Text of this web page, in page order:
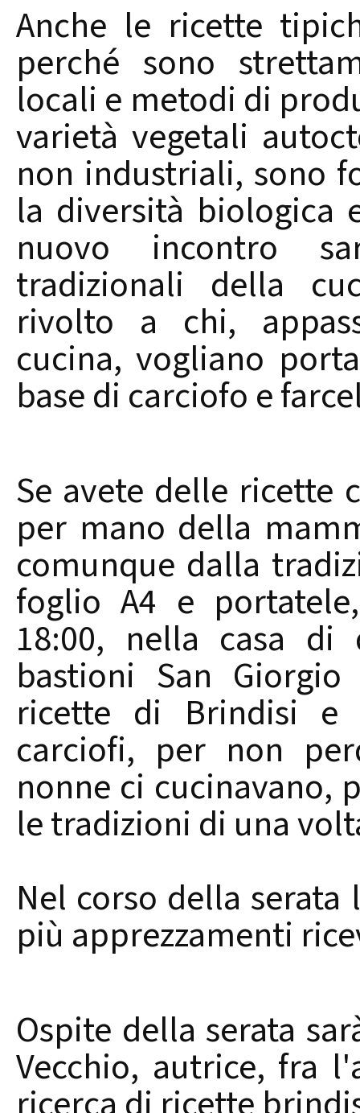
Anche le ricette
perché sono
locali e metodi di
varietà vegetali
non industriali, sono
la diversità
nuovo incontro
tradizionali della
rivolto a chi,
cucina, vogliano
base di carciofo e
Se avete delle ricette
per mano della
comunque dalla
foglio A4 e
18:00, nella casa di
bastioni San
ricette di Brindisi e
carciofi, per non
nonne ci cucinavano,
le tradizioni di una
Nel corso della
più apprezzamenti
Ospite della serata
Vecchio, autrice, fra